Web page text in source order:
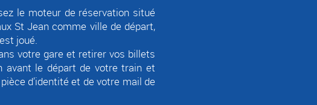
le moteur de réservation situé
St Jean comme ville de départ,
joué.
votre gare et retirer vos billets
le départ de votre train et
d’identité et de votre mail de